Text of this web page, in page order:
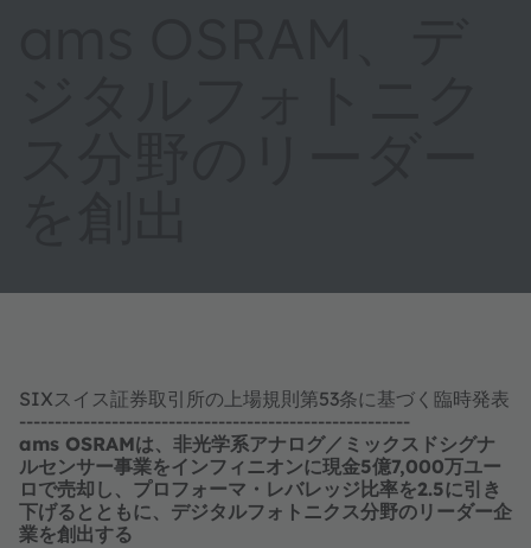
SIXスイス証券取引所の上場規則第53条に基づく臨時発表
-------------------------------------------------------
ams OSRAMは、非光学系アナログ／ミックスドシグナ
ルセンサー事業をインフィニオンに現金5億7,000万ユー
ロで売却し、プロフォーマ・レバレッジ比率を2.5に引き
下げるとともに、デジタルフォトニクス分野のリーダー企
業を創出する